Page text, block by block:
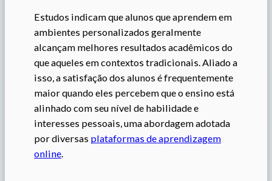
Estudos indicam que alunos que aprendem em
ambientes personalizados geralmente
alcançam melhores resultados acadêmicos do
que aqueles em contextos tradicionais. Aliado a
isso, a satisfação dos alunos é frequentemente
maior quando eles percebem que o ensino está
alinhado com seu nível de habilidade e
interesses pessoais, uma abordagem adotada
por diversas plataformas de aprendizagem
online